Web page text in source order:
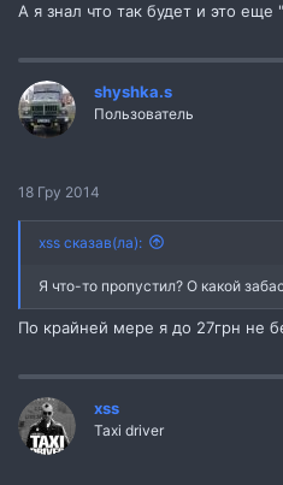
А я знал что так будет и это еще
shyshka.s
Пользователь
18 Гру 2014
xss сказав(ла):
Я что-то пропустил? О какой
По крайней мере я до 27грн не
xss
Taxi driver